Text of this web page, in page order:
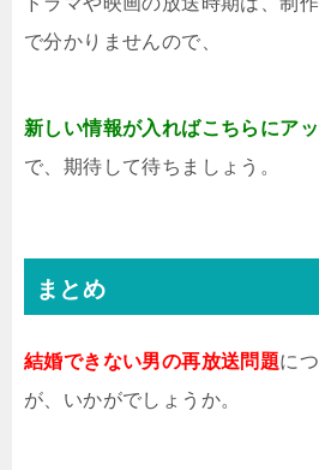
で分かりませんので、
新しい情報が入ればこちらにア
で、期待して待ちましょう。
まとめ
結婚できない男の再放送問題に
が、いかがでしょうか。